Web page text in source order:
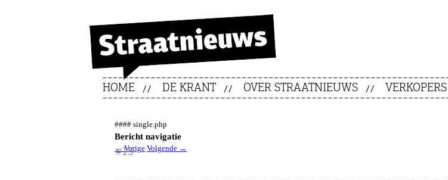
HOME DE KRANT OVER STRAATNIEUWS VERKOPERS
#### single.php
Bericht navigatie
←Vorige Volgende →
#13